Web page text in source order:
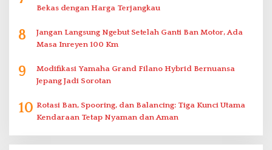
Bekas dengan Harga Terjangkau
8
Jangan Langsung Ngebut Setelah Ganti Ban Motor, Ada
Masa Inreyen 100 Km
9
Modifikasi Yamaha Grand Filano Hybrid Bernuansa
Jepang Jadi Sorotan
10 Rotasi Ban, Spooring, dan Balancing: Tiga Kunci Utama
Kendaraan Tetap Nyaman dan Aman